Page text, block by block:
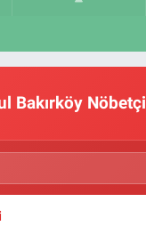
Bakırköy